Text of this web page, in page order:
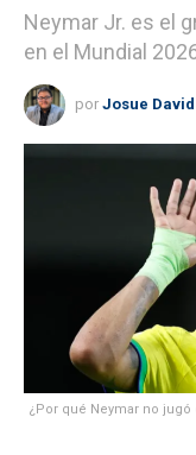
Neymar Jr. es el
en el Mundial
por Josue
¿Por qué Neymar no